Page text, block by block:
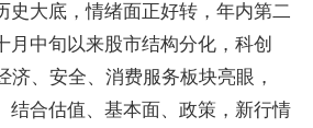
史大底，情绪面正好转，年内第二
月中旬以来股市结构分化，科创
济、安全、消费服务板块亮眼，
结合估值、基本面、政策，新行情